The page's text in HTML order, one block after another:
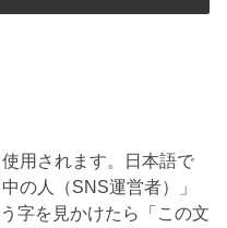
用されます。日本語で
の人（SNS運営者）」
字を見かけたら「この文